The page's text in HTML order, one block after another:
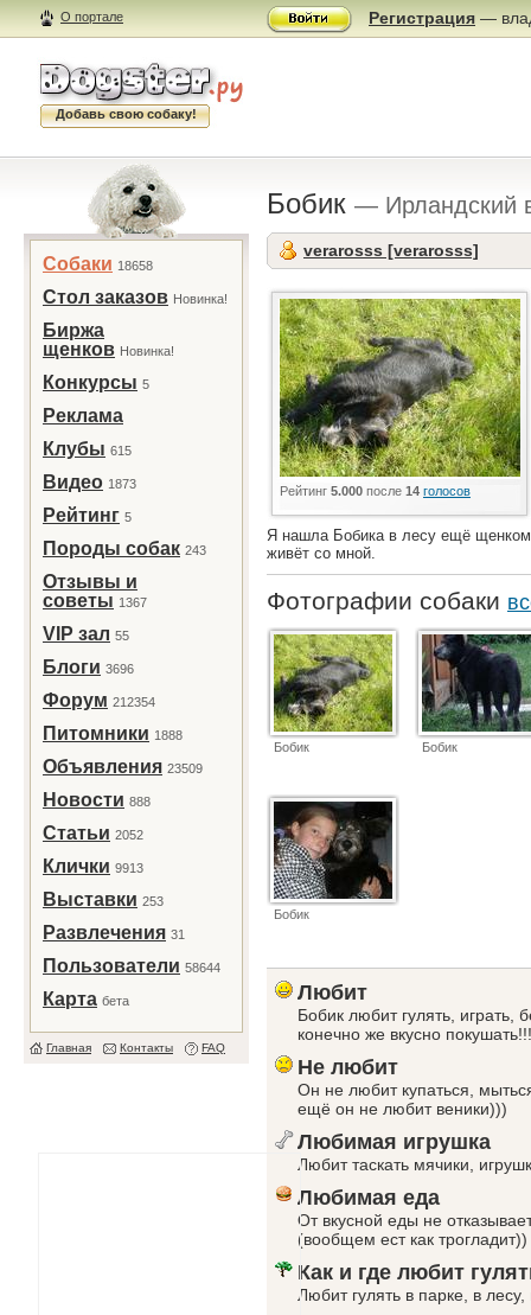
О портале Регистрация —
Добавь свою собаку!
Собаки 18658
Стол заказов Новинка!
Биржа
щенков Новинка!
Конкурсы 5
Реклама
Клубы 615
Видео 1873
Рейтинг 5
Породы собак 243
Отзывы и
советы 1367
VIP зал 55
Блоги 3696
Форум 212354
Питомники 1888
Объявления 23509
Новости 888
Статьи 2052
Клички 9913
Выставки 253
Развлечения 31
Пользователи 58644
Карта бета
Главная Контакты FAQ
Бобик — Ирландский
verarosss [verarosss]
Рейтинг 5.000 после 14 голосов
Я нашла Бобика в лесу ещё
живёт со мной.
Фотографии собаки
Бобик Бобик
Бобик
Любит
Бобик любит гулять, играть,
конечно же вкусно
Не любит
Он не любит купаться,
ещё он не любит веники)))
Любимая игрушка
Любит таскать мячики,
Любимая еда
От вкусной еды не
(вообщем ест как трогладит))
Как и где любит
Любит гулять в парке, в